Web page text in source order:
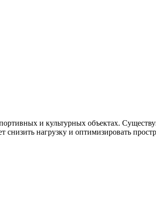
и культурных объектах.
нагрузку и оптимизировать